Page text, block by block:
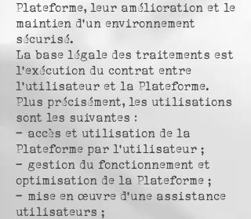
Plateforme, leur amélioration et le
maintien d’un environnement
sécurisé.
La base légale des traitements est
l’exécution du contrat entre
l’utilisateur et la Plateforme.
Plus précisément, les utilisations
sont les suivantes :
– accès et utilisation de la
Plateforme par l’utilisateur ;
– gestion du fonctionnement et
optimisation de la Plateforme ;
– mise en œuvre d’une assistance
utilisateurs ;